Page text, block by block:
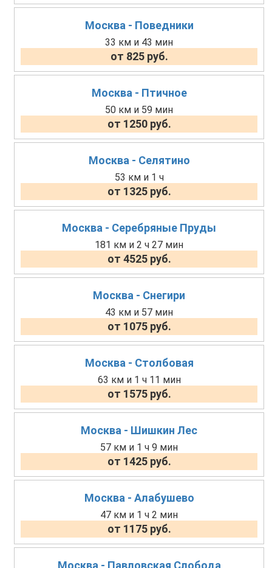
Москва - Поведники
33 км и 43 мин
от 825 руб.
Москва - Птичное
50 км и 59 мин
от 1250 руб.
Москва - Селятино
53 км и 1 ч
от 1325 руб.
Москва - Серебряные Пруды
181 км и 2 ч 27 мин
от 4525 руб.
Москва - Снегири
43 км и 57 мин
от 1075 руб.
Москва - Столбовая
63 км и 1 ч 11 мин
от 1575 руб.
Москва - Шишкин Лес
57 км и 1 ч 9 мин
от 1425 руб.
Москва - Алабушево
47 км и 1 ч 2 мин
от 1175 руб.
Москва - Павловская Слобода